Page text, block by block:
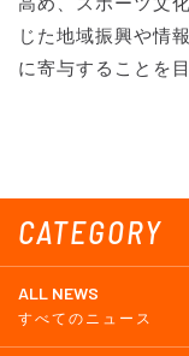
CATEGORY
ALL NEWS
すべてのニュース
じた地域振興や情
に寄与することを